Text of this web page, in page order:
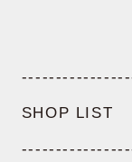
SHOP LIST